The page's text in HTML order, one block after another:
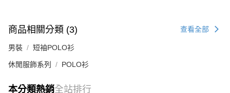
商品相關分類 (3) 查看全部
男裝 短袖POLO衫
休閒服飾系列 POLO衫
本分類熱銷全站排行